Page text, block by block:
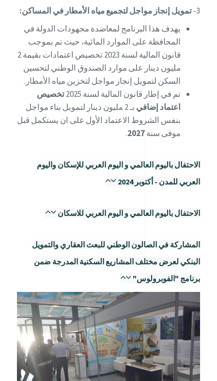
3- تمويل إنجاز مواجل لتجميع مياه الأمطار في المساكن:
يهدف هذا البرنامج لمعاضدة مجهودات الدولة في
المحافظة على الموارد المائية، حيث تم بموجب
قانون المالية لسنة 2023 تخصيص اعتمادات بقيمة 2
مليون دينار على موارد الصندوق الوطني لتحسين
السكن لتمويل إنجاز مواجل لتخزين مياه الأمطار.
تم في إطار قانون المالية لسنة 2025
تخصيص
اعتماد إضافي
بـ 2 مليون دينار لتمويل بناء مواجل
بنفس الشروط الاعتماد الأول على ان يستكمل قبل
موفى سنة2027
.
الاحتفال باليوم العالمي و اليوم العربي للإسكان واليوم
العربي للمدن - أكتوبر 2024
الاحتفال باليوم العالمي و اليوم العربي للاسكان
المشاركة في الصالون الوطني للبعث العقاري والتمويل
البنكي لعرض مختلف المشاريع السكنية المدرجة ضمن
برنامج "الفوبرولوس"